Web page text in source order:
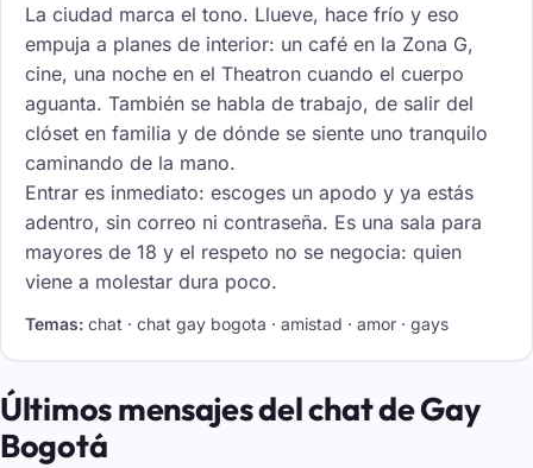
La ciudad marca el tono. Llueve, hace frío y eso
empuja a planes de interior: un café en la Zona G,
cine, una noche en el Theatron cuando el cuerpo
aguanta. También se habla de trabajo, de salir del
clóset en familia y de dónde se siente uno tranquilo
caminando de la mano.
Entrar es inmediato: escoges un apodo y ya estás
adentro, sin correo ni contraseña. Es una sala para
mayores de 18 y el respeto no se negocia: quien
viene a molestar dura poco.
Temas: chat · chat gay bogota · amistad · amor · gays
Últimos mensajes del chat de Gay
Bogotá